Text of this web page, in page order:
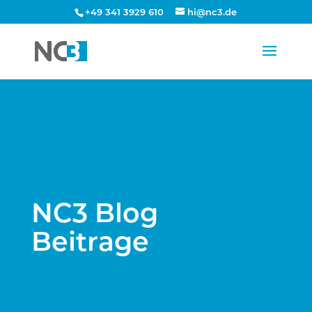
+49 341 3929 610 hi@nc3.de
NC3 Blog
Beitrage